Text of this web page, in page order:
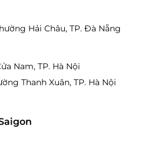
Hải Châu, TP. Đà Nẵng
Nam, TP. Hà Nội
Thanh Xuân, TP. Hà Nội